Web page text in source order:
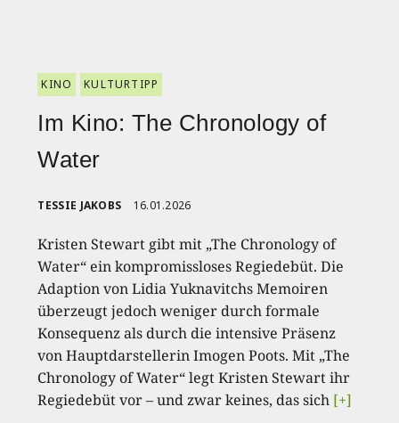
KINO KULTURTIPP
Im Kino: The Chronology of
Water
TESSIE JAKOBS 16.01.2026
Kristen Stewart gibt mit „The Chronology of
Water“ ein kompromissloses Regiedebüt. Die
Adaption von Lidia Yuknavitchs Memoiren
überzeugt jedoch weniger durch formale
Konsequenz als durch die intensive Präsenz
von Hauptdarstellerin Imogen Poots. Mit „The
Chronology of Water“ legt Kristen Stewart ihr
Regiedebüt vor – und zwar keines, das sich [+]